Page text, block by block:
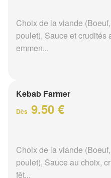
Choix de la viande
poulet), Sauce et crudités
emmen...
Kebab Farmer
Dès 9.50 €
Choix de la viande
poulet), Sauce au choix,
fêt...